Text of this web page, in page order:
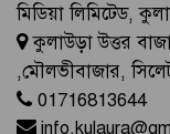
মিডিয়া লিমিটেড,
কুলাউড়া উত্তর
,মৌলভীবাজার,
01716813644